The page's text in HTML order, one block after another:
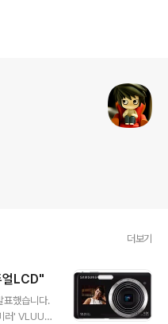
더보기
LCD"
표했습니다.
러' VLUU S